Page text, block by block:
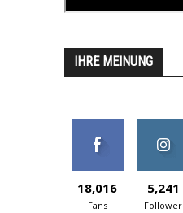
IHRE MEINUNG
18,016
Fans
5,241
Follower